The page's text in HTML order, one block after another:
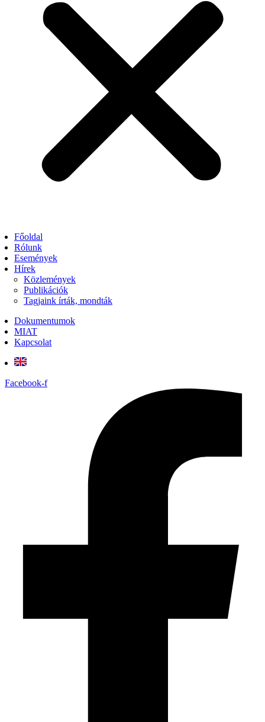
Főoldal
Rólunk
Események
Hírek
Közlemények
Publikációk
Tagjaink írták, mondták
Dokumentumok
MIAT
Kapcsolat
Facebook-f